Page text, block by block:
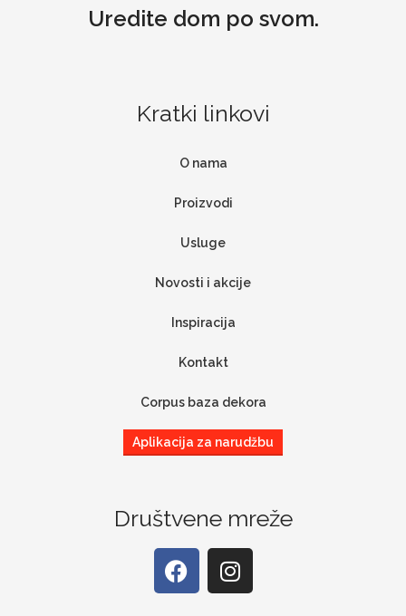
Uredite dom po svom.
Kratki linkovi
O nama
Proizvodi
Usluge
Novosti i akcije
Inspiracija
Kontakt
Corpus baza dekora
Aplikacija za narudžbu
Društvene mreže